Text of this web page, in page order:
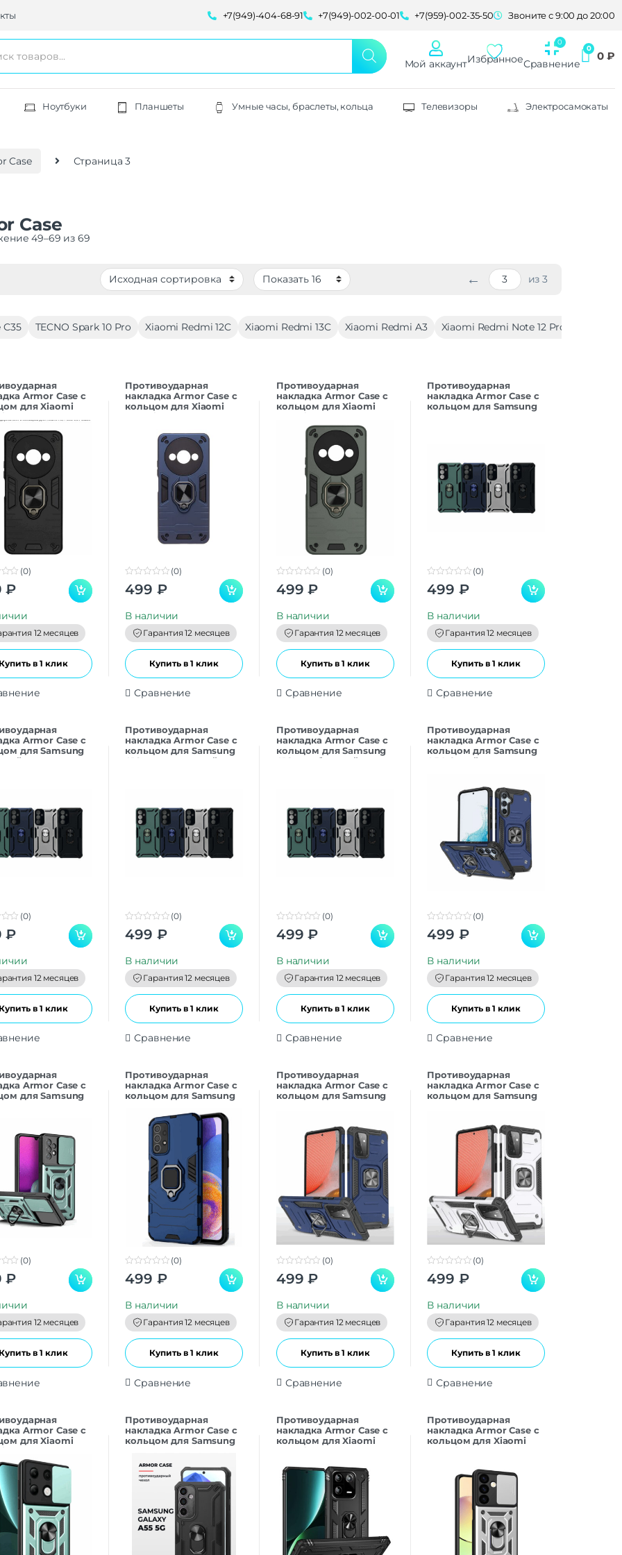
+7(949)-404-68-91 +7(949)-002-00-01 +7(959)-002-35-50 Звоните с 9:00 до 20:00
Мой аккаунтИзбранноеСравнение
0 ₽
Ноутбуки Планшеты Умные часы, браслеты, кольца Телевизоры Электросамокаты
Case Страница 3
Case
49–69 из 69
← из 3
C35 TECNO Spark 10 Pro Xiaomi Redmi 12C Xiaomi Redmi 13C Xiaomi Redmi A3 Xiaomi Redmi Note 12 Pro+ 5G
Armor Case с
для Xiaomi
(0)
₽
12 месяцев
Купить в 1 клик
Противоударная
накладка Armor Case с
кольцом для Xiaomi
o
o
(0)
499 ₽
В наличии
Гарантия 12 месяцев
Купить в 1 клик
Сравнение
Противоударная
накладка Armor Case с
кольцом для Xiaomi
зеленый
o
o
(0)
499 ₽
В наличии
Гарантия 12 месяцев
Купить в 1 клик
Сравнение
Противоударная
накладка Armor Case с
кольцом для Samsung
o
o
(0)
499 ₽
В наличии
Гарантия 12 месяцев
Купить в 1 клик
Сравнение
Armor Case с
для Samsung
(0)
₽
12 месяцев
Купить в 1 клик
Противоударная
накладка Armor Case с
кольцом для Samsung
A16 темно-зеленый
o
o
(0)
499 ₽
В наличии
Гарантия 12 месяцев
Купить в 1 клик
Сравнение
Противоударная
накладка Armor Case с
кольцом для Samsung
A16 серебристый
o
o
(0)
499 ₽
В наличии
Гарантия 12 месяцев
Купить в 1 клик
Сравнение
Противоударная
накладка Armor Case с
кольцом для Samsung
A54 Синий
o
o
(0)
499 ₽
В наличии
Гарантия 12 месяцев
Купить в 1 клик
Сравнение
Armor Case с
для Samsung
(0)
₽
12 месяцев
Купить в 1 клик
Противоударная
накладка Armor Case с
кольцом для Samsung
o
o
(0)
499 ₽
В наличии
Гарантия 12 месяцев
Купить в 1 клик
Сравнение
Противоударная
накладка Armor Case с
кольцом для Samsung
o
o
(0)
499 ₽
В наличии
Гарантия 12 месяцев
Купить в 1 клик
Сравнение
Противоударная
накладка Armor Case с
кольцом для Samsung
o
o
(0)
499 ₽
В наличии
Гарантия 12 месяцев
Купить в 1 клик
Сравнение
Armor Case с
для Xiaomi
Противоударная
накладка Armor Case с
кольцом для Samsung
Противоударная
накладка Armor Case с
кольцом для Xiaomi
Противоударная
накладка Armor Case с
кольцом для Xiaomi